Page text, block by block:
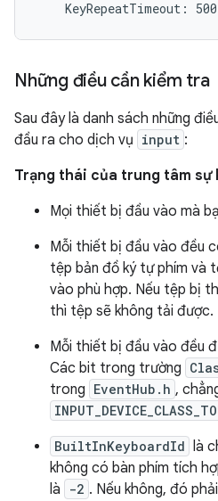
Những điều cần kiểm tra
Sau đây là danh sách những
đầu ra cho dịch vụ input :
Trạng thái của trung tâm sự
Mọi thiết bị đầu vào mà
Mỗi thiết bị đầu vào đều
tệp bản đồ ký tự phím và
vào phù hợp. Nếu tệp bị
thì tệp sẽ không tải được.
Mỗi thiết bị đầu vào đều
Các bit trong trường
trong EventHub.h ,
BuiltInKeyboardId là
không có bàn phím tích
là
-2 . Nếu không, đó